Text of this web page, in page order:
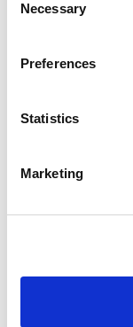
Selection
Necessary
Preferences
Statistics
Marketing